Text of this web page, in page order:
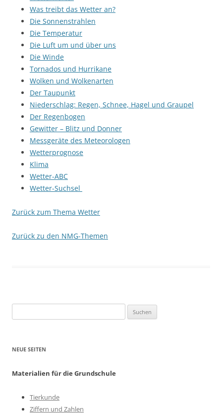
Was treibt das Wetter an?
Die Sonnenstrahlen
Die Temperatur
Die Luft um und über uns
Die Winde
Tornados und Hurrikane
Wolken und Wolkenarten
Der Taupunkt
Niederschlag: Regen, Schnee, Hagel und Graupel
Der Regenbogen
Gewitter – Blitz und Donner
Messgeräte des Meteorologen
Wetterprognose
Klima
Wetter-ABC
Wetter-Suchsel
Zurück zum Thema Wetter
Zurück zu den NMG-Themen
nach:
NEUE SEITEN
Materialien für die Grundschule
Tierkunde
Ziffern und Zahlen